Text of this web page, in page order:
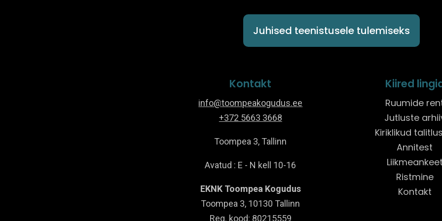
Juhised teenistusele tulemiseks
Kontakt
info@toompeakogudus.ee
+372 5663 3668
Toompea 3, Tallinn
Avatud : E - N kell 10-16
EKNK Toompea Kogudus
Toompea 3, 10130 Tallinn
Reg. kood: 80215559
Kiired
Ruumide
Jutluste
Kiriklikud
Annitest
Liikmeankeet
Ristmine
Kontakt